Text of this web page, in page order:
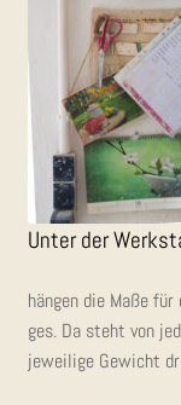
Unter der
hän­gen die Maße
ges. Da steht von
jewei­li­ge Gewicht